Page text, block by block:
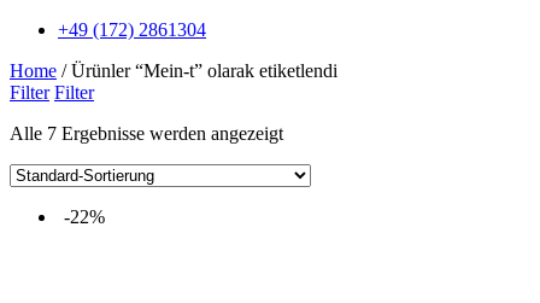
+49 (172) 2861304
Home / Ürünler “Mein-t” olarak etiketlendi
Filter Filter
Alle 7 Ergebnisse werden angezeigt
-22%